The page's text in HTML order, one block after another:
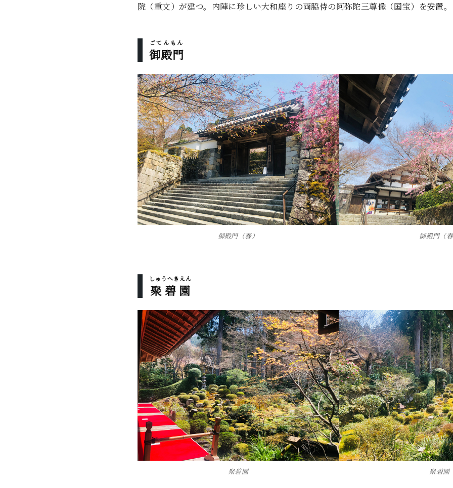
院（重文）が建つ。内陣に珍しい大和座りの両脇侍の阿弥陀三尊像（国宝）を安置。
御殿門
ごてんもん
御殿門（春） 御殿門（
聚碧園
しゅうへきえん
聚碧園 聚碧園